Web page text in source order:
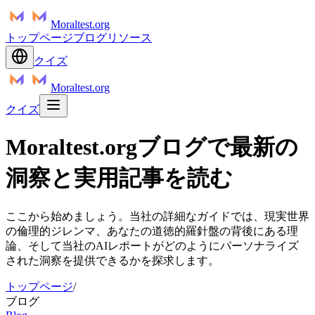
Moraltest.org
トップページブログリソース
クイズ
Moraltest.org
クイズ
Moraltest.orgブログで最新の
洞察と実用記事を読む
ここから始めましょう。当社の詳細なガイドでは、現実世界
の倫理的ジレンマ、あなたの道徳的羅針盤の背後にある理
論、そして当社のAIレポートがどのようにパーソナライズ
された洞察を提供できるかを探求します。
トップページ/
ブログ